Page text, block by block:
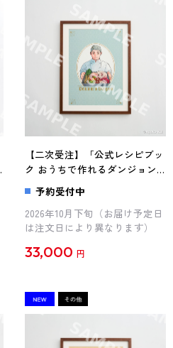
【二次受注】「公式レシピブッ
ク おうちで作れるダンジョン
飯」額縁付きイラスト（ライオ
ス）
予約受付中
2026年10月下旬（お届け予定日
は注文日により異なります）
33,000 円